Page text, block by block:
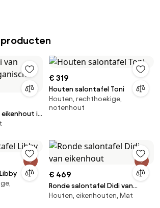
producten
in
€ 319
Houten salontafel Toni
Houten, rechthoekige,
notenhout
€ 469
Ronde salontafel Didi van
eikenhout
Houten, eikenhouten, Mat